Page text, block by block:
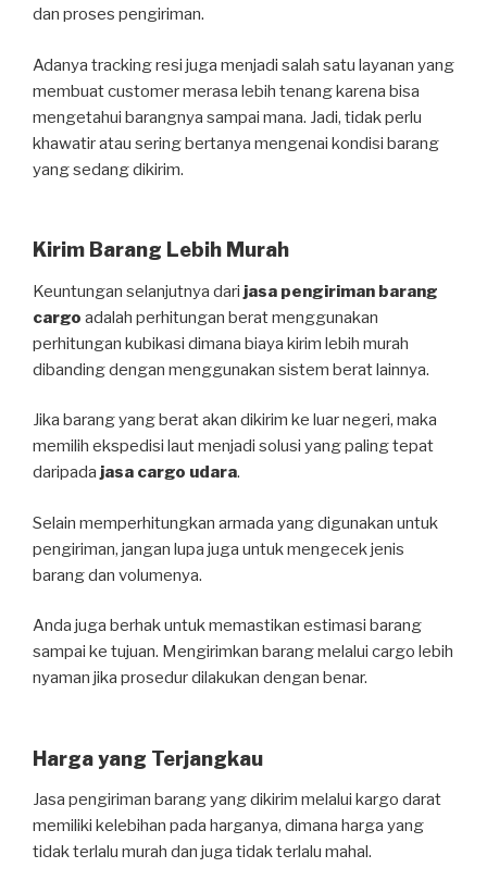
dan proses pengiriman.
Adanya tracking resi juga menjadi salah satu layanan yang
membuat customer merasa lebih tenang karena bisa
mengetahui barangnya sampai mana. Jadi, tidak perlu
khawatir atau sering bertanya mengenai kondisi barang
yang sedang dikirim.
Kirim Barang Lebih Murah
Keuntungan selanjutnya dari jasa pengiriman barang
cargo adalah perhitungan berat menggunakan
perhitungan kubikasi dimana biaya kirim lebih murah
dibanding dengan menggunakan sistem berat lainnya.
Jika barang yang berat akan dikirim ke luar negeri, maka
memilih ekspedisi laut menjadi solusi yang paling tepat
daripada jasa cargo udara.
Selain memperhitungkan armada yang digunakan untuk
pengiriman, jangan lupa juga untuk mengecek jenis
barang dan volumenya.
Anda juga berhak untuk memastikan estimasi barang
sampai ke tujuan. Mengirimkan barang melalui cargo lebih
nyaman jika prosedur dilakukan dengan benar.
Harga yang Terjangkau
Jasa pengiriman barang yang dikirim melalui kargo darat
memiliki kelebihan pada harganya, dimana harga yang
tidak terlalu murah dan juga tidak terlalu mahal.